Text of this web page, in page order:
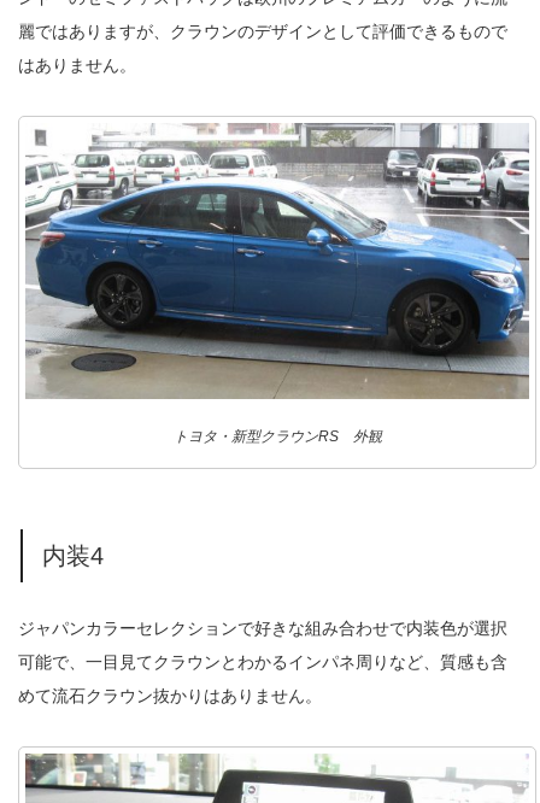
麗ではありますが、クラウンのデザインとして評価できるもので
はありません。
トヨタ・新型クラウンRS 外観
内装4
ジャパンカラーセレクションで好きな組み合わせで内装色が選択
可能で、一目見てクラウンとわかるインパネ周りなど、質感も含
めて流石クラウン抜かりはありません。